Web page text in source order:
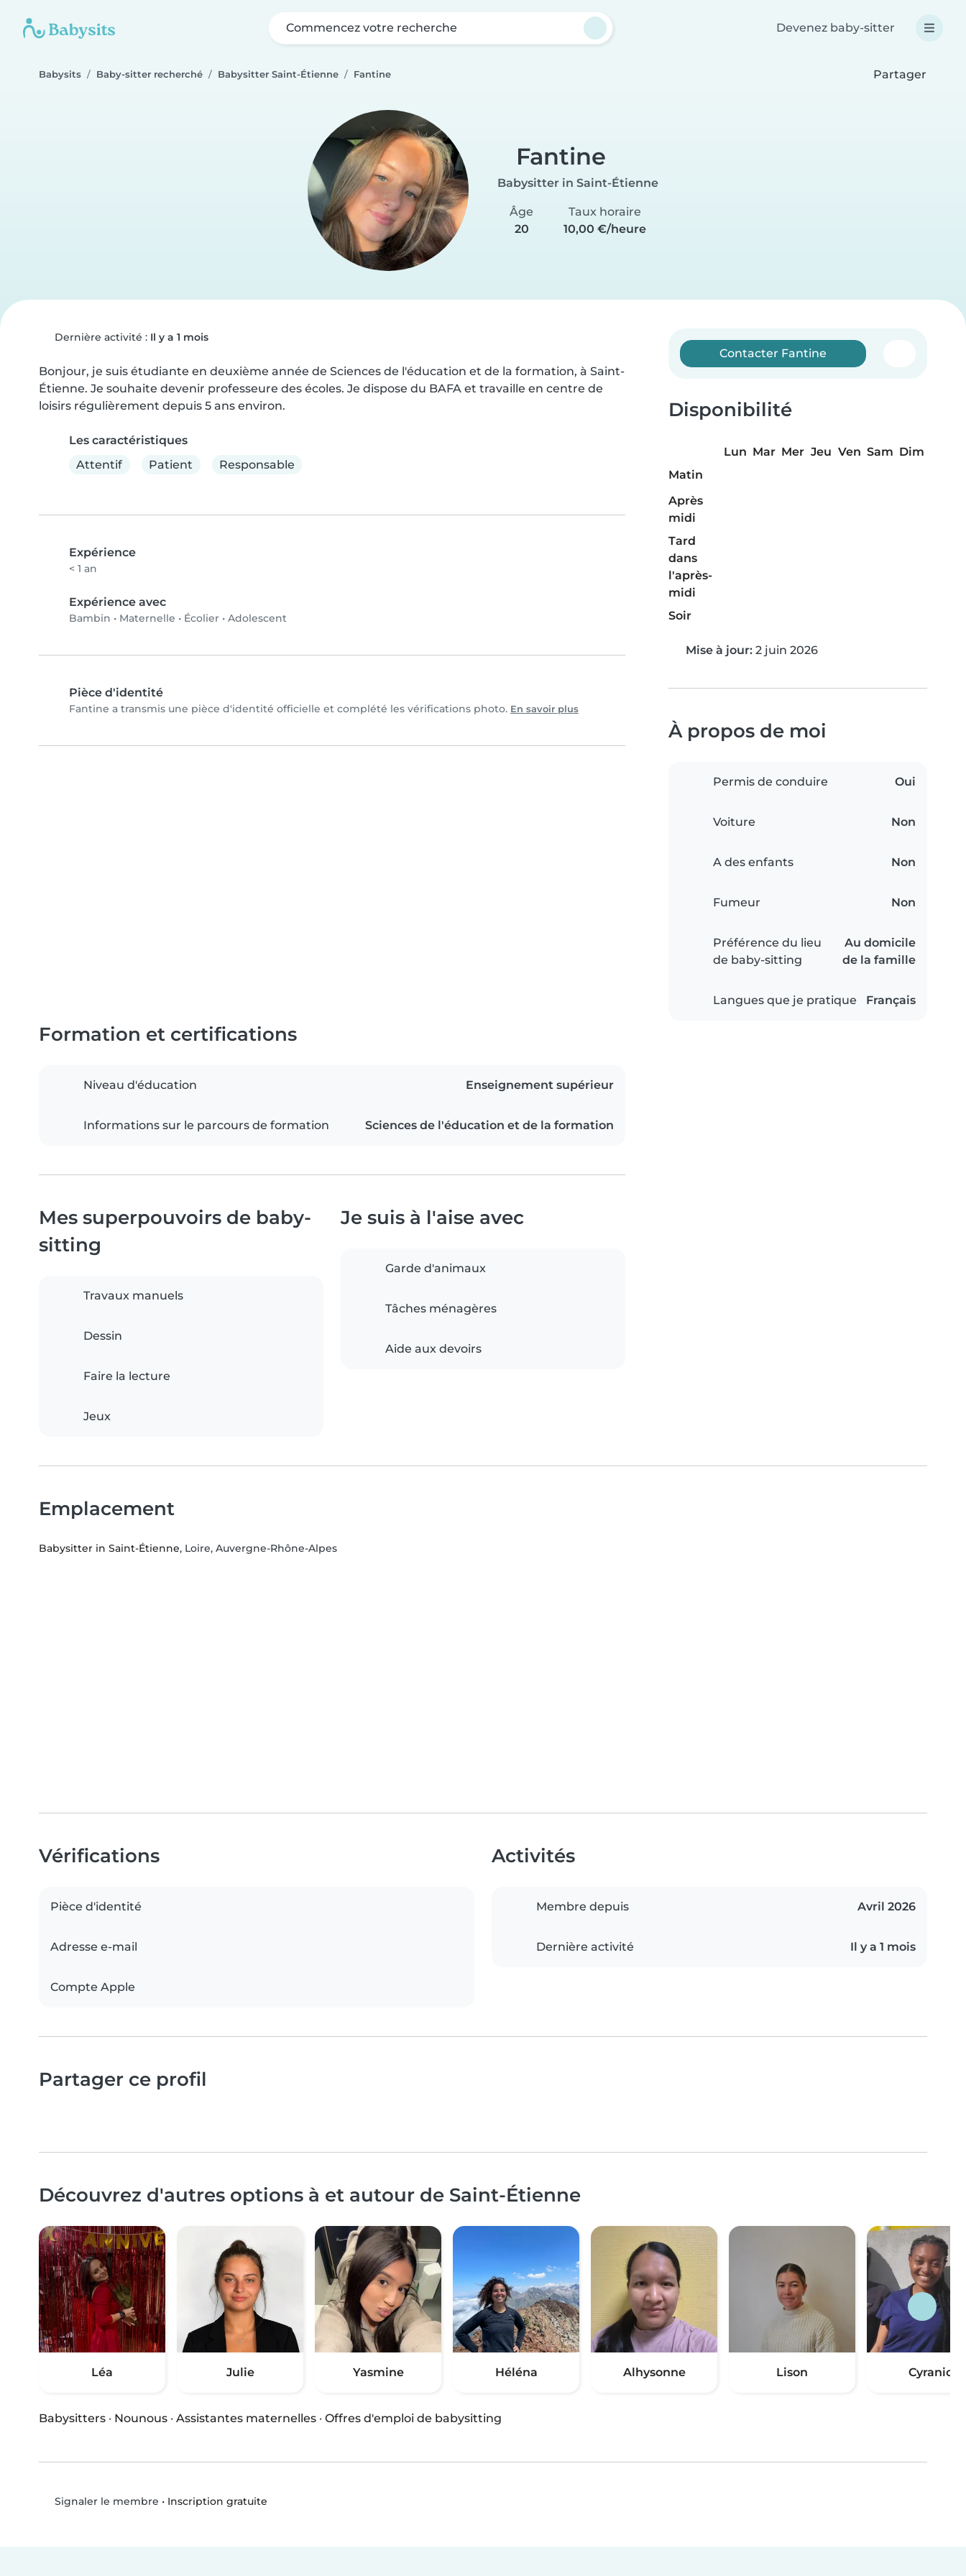
Commencez votre recherche Devenez baby-sitter
Babysits Baby-sitter recherché Babysitter Saint-Étienne Fantine Partager
Fantine
Babysitter in Saint-Étienne
Âge
20
Taux horaire
10,00 €/heure
Dernière activité : Il y a 1 mois
Bonjour, je suis étudiante en deuxième année de Sciences de l'éducation et de la formation, à Saint-
Étienne. Je souhaite devenir professeure des écoles. Je dispose du BAFA et travaille en centre de
loisirs régulièrement depuis 5 ans environ.
Les caractéristiques
Attentif
Patient Responsable
Expérience
< 1 an
Expérience avec
Bambin • Maternelle • Écolier • Adolescent
Pièce d'identité
Fantine a transmis une pièce d'identité officielle et complété les vérifications photo. En savoir plus
Contacter Fantine
Disponibilité
Lun Mar Mer Jeu Ven Sam Dim
Matin
Après
midi
Tard
dans
l'après-
midi
Soir
Mise à jour: 2 juin 2026
À propos de moi
Permis de conduire Oui
Voiture Non
A des enfants Non
Fumeur Non
Préférence du lieu
de baby-sitting
Au domicile
de la famille
Langues que je pratique Français
Formation et certifications
Niveau d'éducation Enseignement supérieur
Informations sur le parcours de formation Sciences de l'éducation et de la formation
Mes superpouvoirs de baby-
sitting
Travaux manuels
Dessin
Faire la lecture
Jeux
Je suis à l'aise avec
Garde d'animaux
Tâches ménagères
Aide aux devoirs
Emplacement
Babysitter in Saint-Étienne, Loire, Auvergne-Rhône-Alpes
Vérifications
Pièce d'identité
Adresse e-mail
Compte Apple
Activités
Membre depuis Avril 2026
Dernière activité Il y a 1 mois
Partager ce profil
Découvrez d'autres options à et autour de Saint-Étienne
Léa Julie Yasmine Héléna Alhysonne Lison Cyranic
Babysitters · Nounous · Assistantes maternelles · Offres d'emploi de babysitting
Signaler le membre • Inscription gratuite